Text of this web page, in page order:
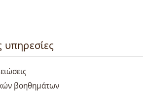
υπηρεσίες
βοηθημάτων